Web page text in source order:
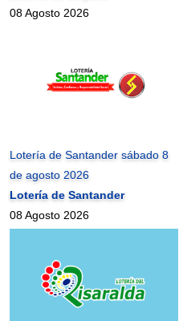
08 Agosto 2026
Lotería de Santander sábado 8
de agosto 2026
Lotería de Santander
08 Agosto 2026